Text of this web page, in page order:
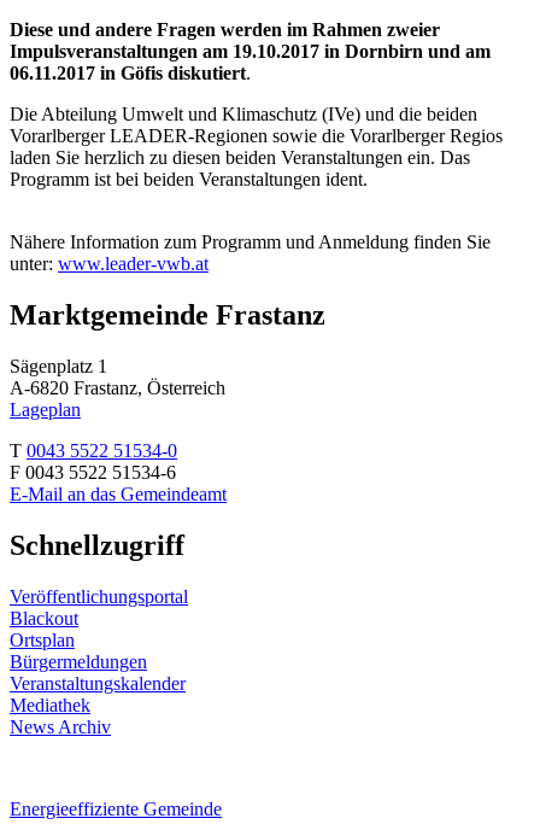
Diese und andere Fragen werden im Rahmen zweier
Impulsveranstaltungen am 19.10.2017 in Dornbirn und am
06.11.2017 in Göfis diskutiert.
Die Abteilung Umwelt und Klimaschutz (IVe) und die beiden
Vorarlberger LEADER-Regionen sowie die Vorarlberger Regios
laden Sie herzlich zu diesen beiden Veranstaltungen ein. Das
Programm ist bei beiden Veranstaltungen ident.
Nähere Information zum Programm und Anmeldung finden Sie
unter: www.leader-vwb.at
Marktgemeinde Frastanz
Sägenplatz 1
A-6820 Frastanz, Österreich
Lageplan
T 0043 5522 51534-0
F 0043 5522 51534-6
E-Mail an das Gemeindeamt
Schnellzugriff
Veröffentlichungsportal
Blackout
Ortsplan
Bürgermeldungen
Veranstaltungskalender
Mediathek
News Archiv
Energieeffiziente Gemeinde